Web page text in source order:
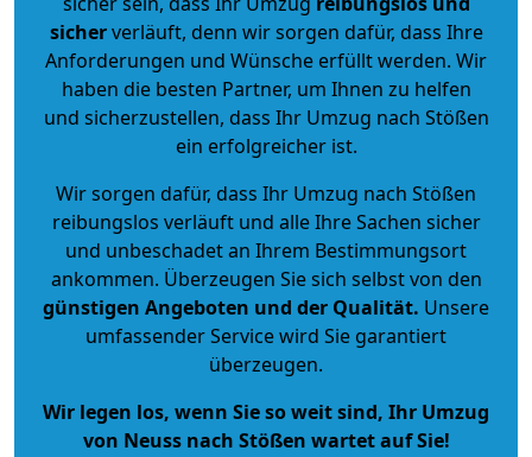
sicherverläuft, denn wir sorgen dafür, dass Ihre
Anforderungen und Wünsche erfüllt werden. Wir
haben die besten Partner, um Ihnen zu helfen
und sicherzustellen, dass Ihr Umzug nach Stößen
ein erfolgreicher ist.
Wir sorgen dafür, dass Ihr Umzug nach Stößen
reibungslos verläuft und alle Ihre Sachen sicher
und unbeschadet an Ihrem Bestimmungsort
ankommen. Überzeugen Sie sich selbst von den
günstigen Angeboten und der Qualität. Unsere
umfassender Service wird Sie garantiert
überzeugen.
Wir legen los, wenn Sie so weit sind, Ihr Umzug
von Neuss nach Stößen wartet auf Sie!